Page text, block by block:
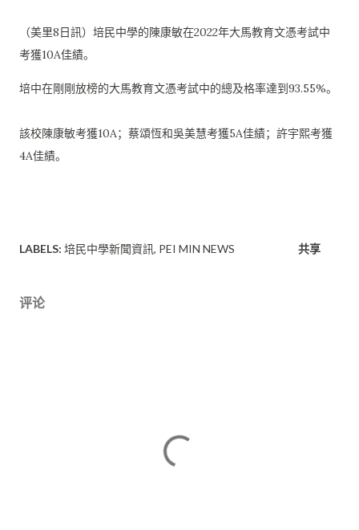
（美里8日訊） 培民中學的陳康敏在2022年大馬教育文憑考試中
考獲10A佳績。
培中在剛剛放榜的大馬教育文憑考試中的總及格率達到93.55%。
該校陳康敏考獲10A；蔡頌恆和吳美慧考獲5A佳績； 許宇熙考獲
4A佳績。
LABELS: 培民中學新聞資訊 PEI MIN NEWS 共享
评论